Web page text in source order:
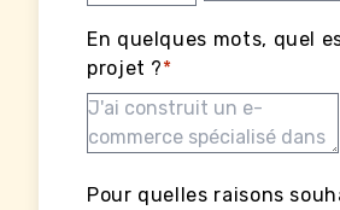
En quelques mots, quel
projet ?*
Pour quelles raisons